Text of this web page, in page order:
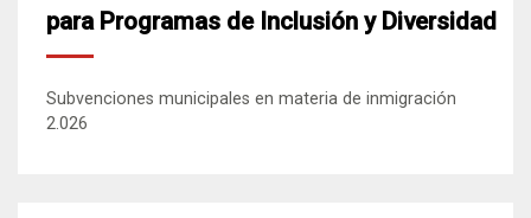
para Programas de Inclusión y Diversidad
Subvenciones municipales en materia de inmigración
2.026